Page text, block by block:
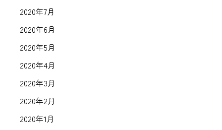
2020年7月
2020年6月
2020年5月
2020年4月
2020年3月
2020年2月
2020年1月